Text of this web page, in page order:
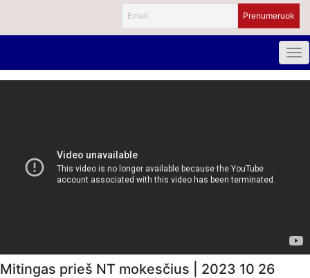
Mitingas prieš NT mokesčius | 2023 10 26